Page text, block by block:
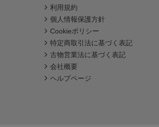
利用規約
個人情報保護方針
Cookieポリシー
特定商取引法に基づく表記
古物営業法に基づく表記
会社概要
ヘルプページ